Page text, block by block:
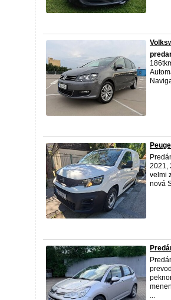
2021,
velmi
nová
...